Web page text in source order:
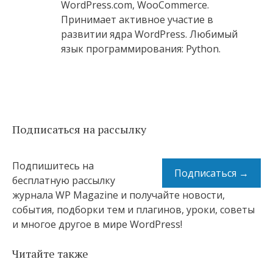
WordPress.com, WooCommerce.
Принимает активное участие в
развитии ядра WordPress. Любимый
язык программирования: Python.
Подписаться на рассылку
Подписаться →
Подпишитесь на
бесплатную рассылку
журнала WP Magazine и получайте новости,
события, подборки тем и плагинов, уроки, советы
и многое другое в мире WordPress!
Читайте также